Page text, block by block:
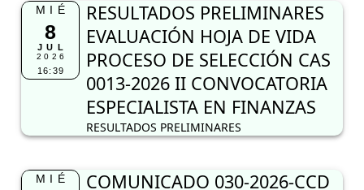
MIÉ
8
JUL
2026
16:39
RESULTADOS PRELIMINARES
EVALUACIÓN HOJA DE VIDA
PROCESO DE SELECCIÓN CAS
0013-2026 II CONVOCATORIA
ESPECIALISTA EN FINANZAS
RESULTADOS PRELIMINARES
MIÉ
COMUNICADO 030-2026-CCD